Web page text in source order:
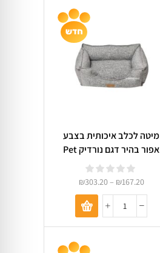
מיטה לכלב איכותית בצבע
אפור בהיר דגם נורדיק Pet
Deluxe 02
₪167.20
–
₪303.20